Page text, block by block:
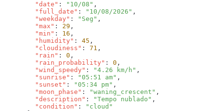
        "date"
: "10/08"
        "full_date"
: "10/08/2026"
        "weekday"
: "Seg"
        "max"
: 29
        "min"
: 16
        "humidity"
: 45
        "cloudiness"
: 71
        "rain"
: 0
        "rain_probability"
: 0
        "wind_speedy"
: "4.26 km/h"
        "sunrise"
: "05:51 am"
        "sunset"
: "05:34 pm"
        "moon_phase"
: "waning_crescent"
        "description"
: "Tempo nublado"
        "condition"
: